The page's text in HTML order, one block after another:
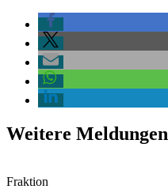
Weitere Meldungen
Fraktion